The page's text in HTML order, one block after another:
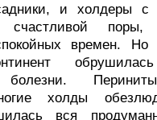
и холдеры с
поры,
времен. Но
болезни.
холды
вся